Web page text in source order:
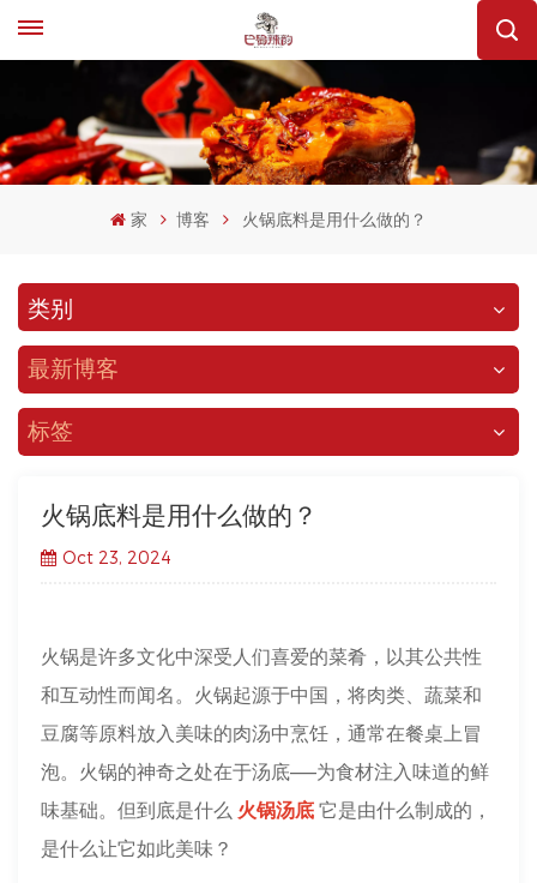
家 博客 火锅底料是用什么做的？
类别
最新博客
标签
火锅底料是用什么做的？
Oct 23, 2024
火锅是许多文化中深受人们喜爱的菜肴，以其公共性
和互动性而闻名。火锅起源于中国，将肉类、蔬菜和
豆腐等原料放入美味的肉汤中烹饪，通常在餐桌上冒
泡。火锅的神奇之处在于汤底——为食材注入味道的鲜
味基础。但到底是什么 火锅汤底 它是由什么制成的，
是什么让它如此美味？